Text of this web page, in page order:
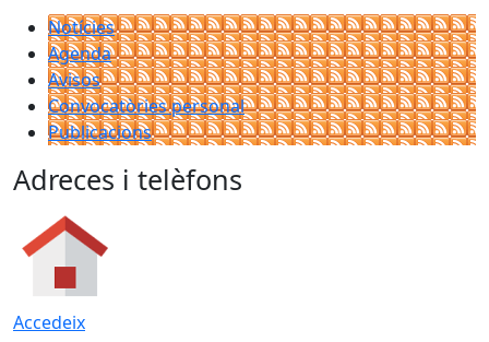
Notícies
Agenda
Avisos
Convocatòries personal
Publicacions
Adreces i telèfons
Accedeix